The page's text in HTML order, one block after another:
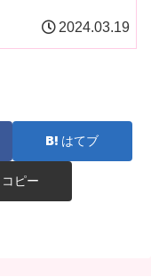
2024.03.19
はてブ
コピー